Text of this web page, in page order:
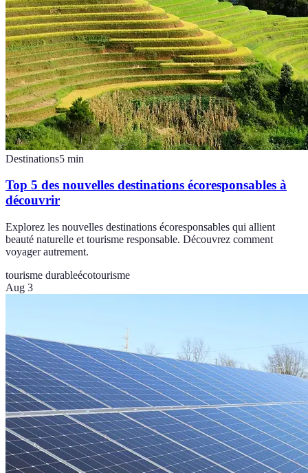
Destinations5 min
Top 5 des nouvelles destinations écoresponsables à
découvrir
Explorez les nouvelles destinations écoresponsables qui allient
beauté naturelle et tourisme responsable. Découvrez comment
voyager autrement.
tourisme durableécotourisme
Aug 3